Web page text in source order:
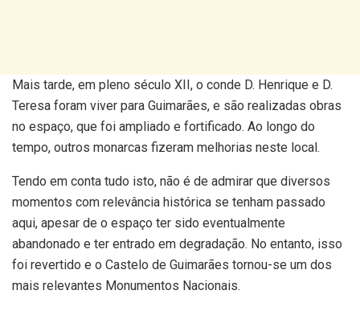
Mais tarde, em pleno século XII, o conde D. Henrique e D.
Teresa foram viver para Guimarães, e são realizadas obras
no espaço, que foi ampliado e fortificado. Ao longo do
tempo, outros monarcas fizeram melhorias neste local.
Tendo em conta tudo isto, não é de admirar que diversos
momentos com relevância histórica se tenham passado
aqui, apesar de o espaço ter sido eventualmente
abandonado e ter entrado em degradação. No entanto, isso
foi revertido e o Castelo de Guimarães tornou-se um dos
mais relevantes Monumentos Nacionais.